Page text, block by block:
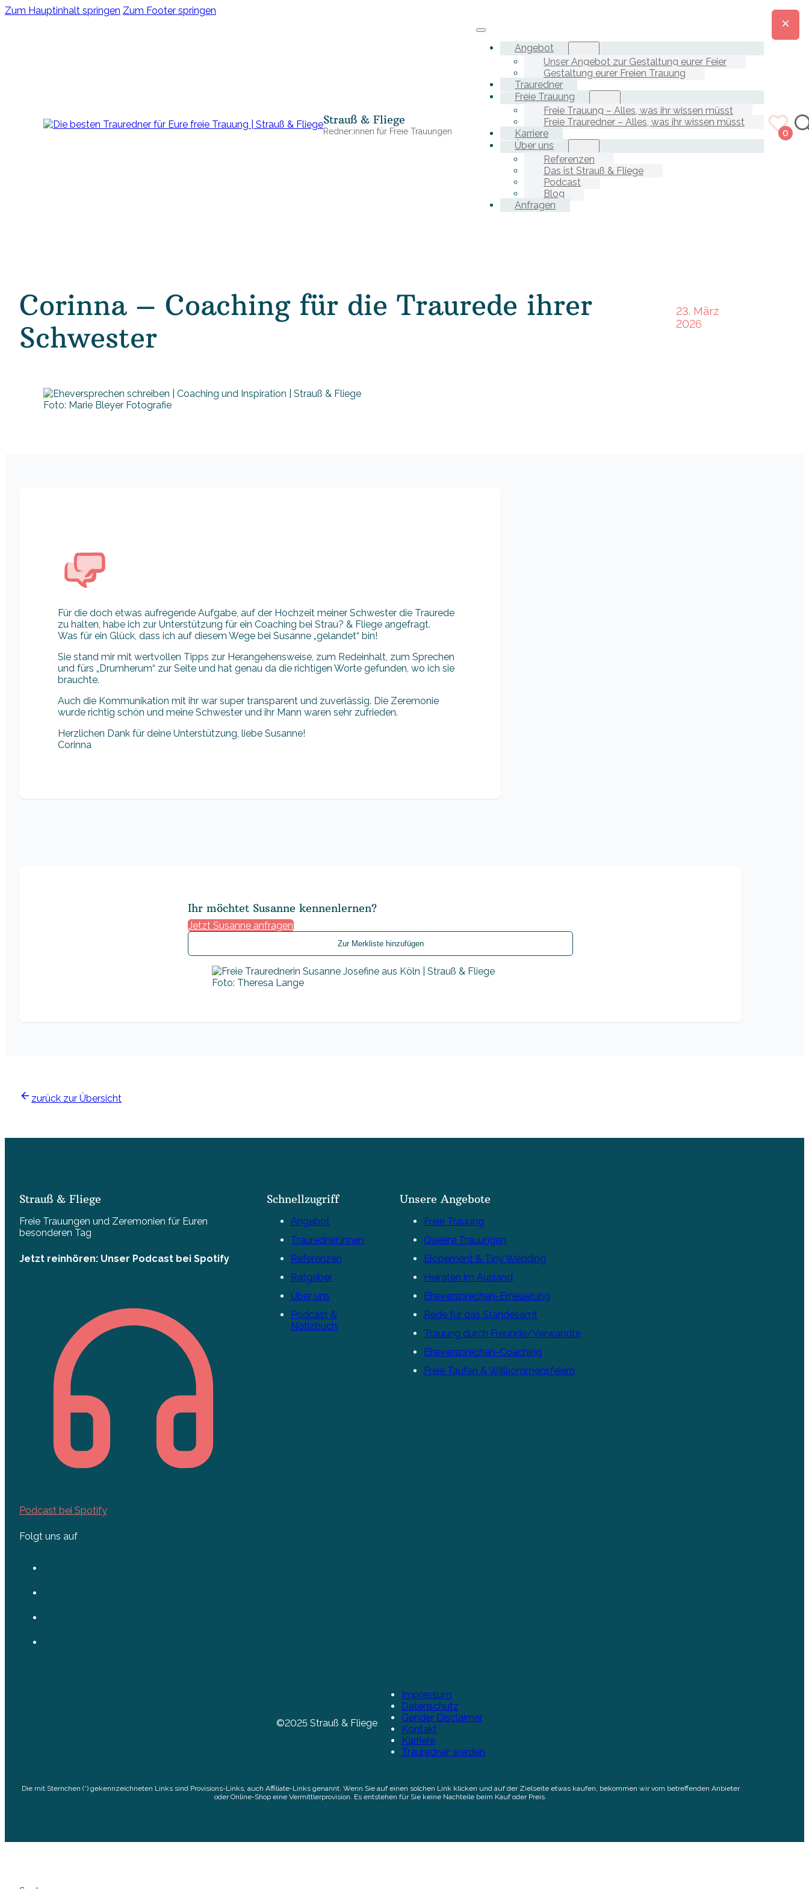
Zum Hauptinhalt springen Zum Footer springen
Strauß & Fliege
Redner:innen für Freie Trauungen
Angebot
Unser Angebot zur Gestaltung eurer Feier
Gestaltung eurer Freien Trauung
Trauredner
Freie Trauung
Freie Trauung – Alles, was ihr wissen müsst
Freie Trauredner – Alles, was ihr wissen müsst
Karriere
Über uns
Referenzen
Das ist Strauß & Fliege
Podcast
Blog
Anfragen
0
Corinna – Coaching für die Traurede ihrer
Schwester
23. März
2026
Foto: Marie Bleyer Fotografie
Für die doch etwas aufregende Aufgabe, auf der Hochzeit meiner Schwester die Traurede
zu halten, habe ich zur Unterstützung für ein Coaching bei Strau? & Fliege angefragt.
Was für ein Glück, dass ich auf diesem Wege bei Susanne „gelandet“ bin!
Sie stand mir mit wertvollen Tipps zur Herangehensweise, zum Redeinhalt, zum Sprechen
und fürs „Drumherum“ zur Seite und hat genau da die richtigen Worte gefunden, wo ich sie
brauchte.
Auch die Kommunikation mit ihr war super transparent und zuverlässig. Die Zeremonie
wurde richtig schön und meine Schwester und ihr Mann waren sehr zufrieden.
Herzlichen Dank für deine Unterstützung, liebe Susanne!
Corinna
Ihr möchtet Susanne kennenlernen?
Jetzt Susanne anfragen
Zur Merkliste hinzufügen
Foto: Theresa Lange
zurück zur Übersicht
Strauß & Fliege
Freie Trauungen und Zeremonien für Euren
besonderen Tag
Jetzt reinhören: Unser Podcast bei Spotify
Podcast bei Spotify
Folgt uns auf
Schnellzugriff
Angebot
Trauredner:innen
Referenzen
Ratgeber
Über uns
Podcast &
Notizbuch
Unsere Angebote
Freie Trauung
Queere Trauungen
Elopement & Tiny Wedding
Heiraten im Ausland
Eheversprechen-Erneuerung
Rede für das Standesamt
Trauung durch Freunde/Verwandte
Eheversprechen-Coaching
Freie Taufen & Willkommensfeiern
©2025 Strauß & Fliege
Impressum
Datenschutz
Gender Disclaimer
Kontakt
Karriere
Trauredner werden
Die mit Sternchen (*) gekennzeichneten Links sind Provisions-Links, auch Affiliate-Links genannt. Wenn Sie auf einen solchen Link klicken und auf der Zielseite etwas kaufen, bekommen wir vom betreffenden Anbieter
oder Online-Shop eine Vermittlerprovision. Es entstehen für Sie keine Nachteile beim Kauf oder Preis.